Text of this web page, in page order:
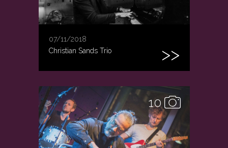
07/11/2018
Christian Sands Trio
10